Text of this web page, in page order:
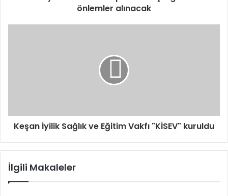
önlemler alınacak
Keşan İyilik Sağlık ve Eğitim Vakfı "KİSEV" kuruldu
İlgili Makaleler